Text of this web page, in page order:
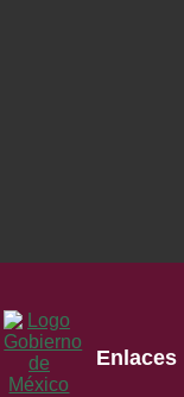
Enlaces